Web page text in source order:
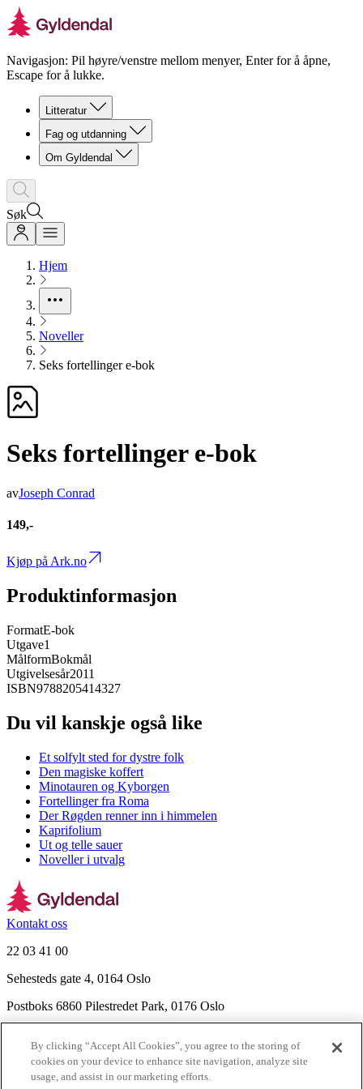
Navigasjon: Pil høyre/venstre mellom menyer, Enter for å åpne,
Escape for å lukke.
Litteratur
Fag og utdanning
Om Gyldendal
Søk
Hjem
Noveller
Seks fortellinger e-bok
Seks fortellinger e-bok
avJoseph Conrad
149,-
Kjøp på Ark.no
Produktinformasjon
FormatE-bok
Utgave1
MålformBokmål
Utgivelsesår2011
ISBN9788205414327
Du vil kanskje også like
Et solfylt sted for dystre folk
Den magiske koffert
Minotauren og Kyborgen
Fortellinger fra Roma
Der Røgden renner inn i himmelen
Kaprifolium
Ut og telle sauer
Noveller i utvalg
Kontakt oss
22 03 41 00
Sehesteds gate 4, 0164 Oslo
Postboks 6860 Pilestredet Park, 0176 Oslo
Nyhetsbrev
Ledige stillinger
By clicking “Accept All Cookies”, you agree to the storing of
cookies on your device to enhance site navigation, analyze site
usage, and assist in our marketing efforts.